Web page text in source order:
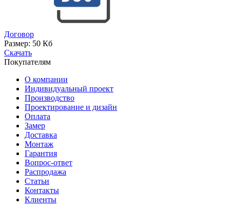
Договор
Размер: 50 Кб
Скачать
Покупателям
О компании
Индивидуальный проект
Производство
Проектирование и дизайн
Оплата
Замер
Доставка
Монтаж
Гарантия
Вопрос-ответ
Распродажа
Статьи
Контакты
Клиенты